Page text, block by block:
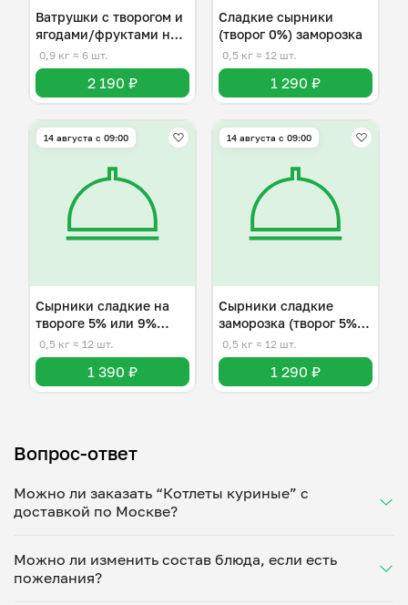
Ватрушки с творогом и
ягодами/фруктами на
выбор
0,9 кг ≈ 6 шт.
2 190 ₽
Сладкие сырники
(творог 0%) заморозка
0,5 кг ≈ 12 шт.
1 290 ₽
14 августа с 09:00
Сырники сладкие на
твороге 5% или 9%
жирности
0,5 кг ≈ 12 шт.
1 390 ₽
14 августа с 09:00
Сырники сладкие
заморозка (творог 5%
или 9%)
0,5 кг ≈ 12 шт.
1 290 ₽
Вопрос-ответ
Можно ли заказать “Котлеты куриные” с
доставкой по Москве?
Укажите удобное время — и получите свежее
домашнее блюдо в большой порции прямо с плиты.
Можно ли изменить состав блюда, если есть
пожелания?